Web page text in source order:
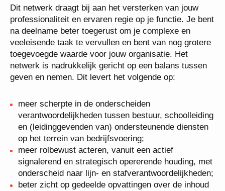
Dit netwerk draagt bij aan het versterken van jouw
professionaliteit en ervaren regie op je functie. Je bent
na deelname beter toegerust om je complexe en
veeleisende taak te vervullen en bent van nog grotere
toegevoegde waarde voor jouw organisatie. Het
netwerk is nadrukkelijk gericht op een balans tussen
geven en nemen. Dit levert het volgende op:
meer scherpte in de onderscheiden
verantwoordelijkheden tussen bestuur, schoolleiding
en (leidinggevenden van) ondersteunende diensten
op het terrein van bedrijfsvoering;
meer rolbewust acteren, vanuit een actief
signalerend en strategisch opererende houding, met
onderscheid naar lijn- en stafverantwoordelijkheden;
beter zicht op gedeelde opvattingen over de inhoud